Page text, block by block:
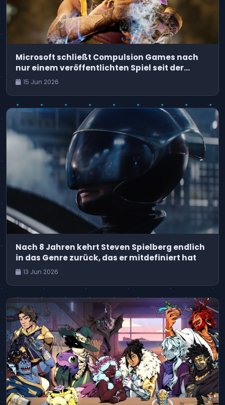
Microsoft schließt Compulsion Games nach
nur einem veröffentlichten Spiel seit der
Übernahme
15 Jun 2026
Nach 8 Jahren kehrt Steven Spielberg endlich
in das Genre zurück, das er mitdefiniert hat
13 Jun 2026